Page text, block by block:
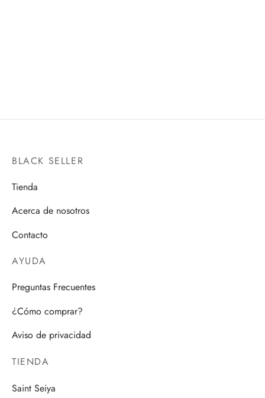
BLACK SELLER
Tienda
Acerca de nosotros
Contacto
AYUDA
Preguntas Frecuentes
¿Cómo comprar?
Aviso de privacidad
TIENDA
Saint Seiya